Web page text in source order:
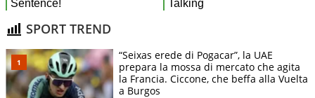
SPORT TREND
“Seixas erede di Pogacar”, la UAE
prepara la mossa di mercato che agita
la Francia. Ciccone, che beffa alla Vuelta
a Burgos